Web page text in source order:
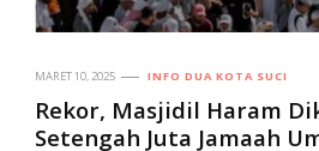
MARET 10, 2025 INFO DUA KOTA SUCI
Rekor, Masjidil Haram
Setengah Juta Jamaah